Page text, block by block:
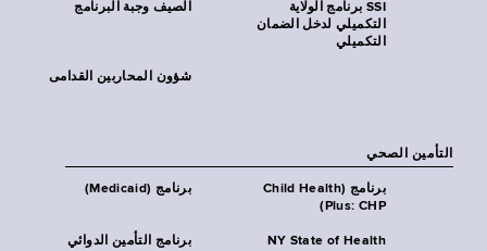
الصيف وجبة البرنامج
SSI برنامج الولاية
التكميلي لدخل الضمان
التكميلي
شؤون المحاربين القدامى
التأمين الصحي
برنامج (Medicaid)
برنامج (Child Health
Plus: CHP)
برنامج التأمين الدوائي
NY State of Health